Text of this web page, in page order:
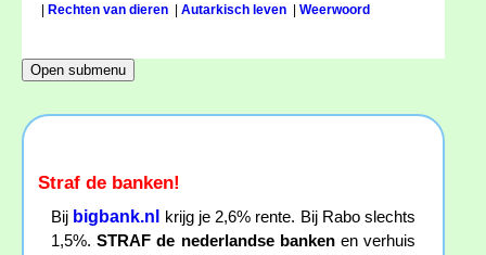
Rechten van dieren Autarkisch leven Weerwoord
Straf de banken!
Bij bigbank.nl
krijg je 2,6% rente. Bij Rabo slechts
1,5%.STRAF de nederlandse bankenen verhuis